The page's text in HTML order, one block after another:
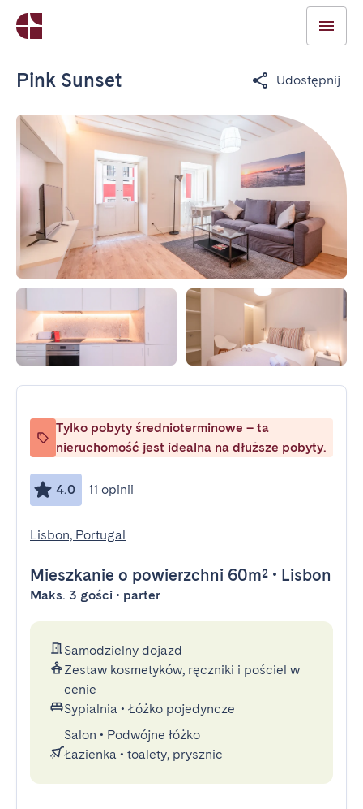
Pink Sunset Udostępnij
Tylko pobyty średnioterminowe – ta
nieruchomość jest idealna na dłuższe pobyty.
4.0 11 opinii
Lisbon, Portugal
Mieszkanie o powierzchni 60m² • Lisbon
Maks. 3 gości • parter
Samodzielny dojazd
Zestaw kosmetyków, ręczniki i pościel w
cenie
Sypialnia • Łóżko pojedyncze
Salon • Podwójne łóżko
Łazienka • toalety, prysznic